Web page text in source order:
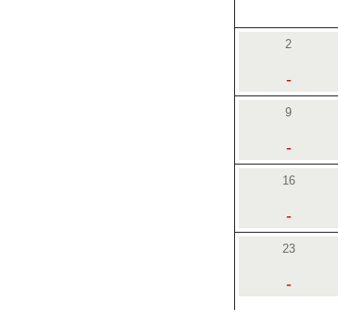
2
-
9
-
16
-
23
-